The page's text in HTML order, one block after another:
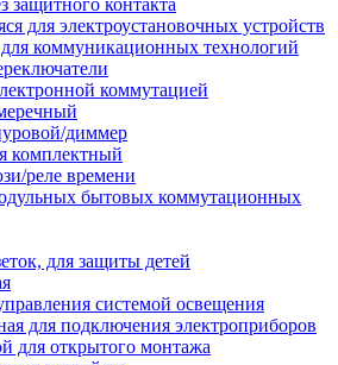
защитного контакта
для электроустановочных устройств
коммуникационных технологий
коммутацией
диммер
комплектный
реле времени
бытовых коммутационных
для защиты детей
системой освещения
для подключения электроприборов
для открытого монтажа